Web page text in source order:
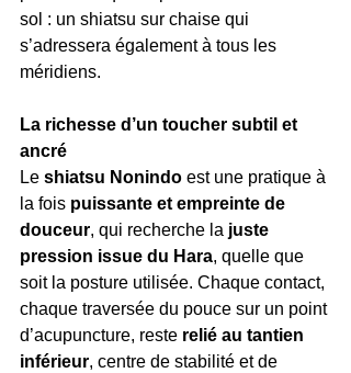
sol : un shiatsu sur chaise qui
s’adressera également à tous les
méridiens.
La richesse d’un toucher subtil et
ancré
Le shiatsu Nonindo est une pratique à
la fois puissante et empreinte de
douceur, qui recherche la juste
pression issue du Hara, quelle que
soit la posture utilisée. Chaque contact,
chaque traversée du pouce sur un point
d’acupuncture, reste relié au tantien
inférieur, centre de stabilité et de